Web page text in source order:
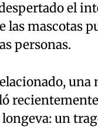
el
las mascotas
personas.
una
un